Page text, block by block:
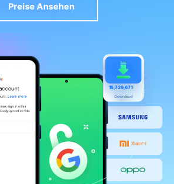
Preise Ansehen
15,729,671